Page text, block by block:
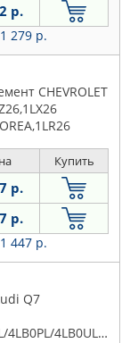
р.
279 р.
CHEVROLET
Hatchback,
Station Wagon,
Orlando,
Купить
р.
р.
447 р.
Q7
4LB0PL/4LB0UL/